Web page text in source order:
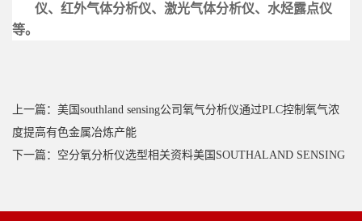
仪、红外气体分析仪、激光气体分析仪、水烃露点仪
等。
上一篇：美国southland sensing公司氧气分析仪通过PLC控制氧气浓
度提高有色金属冶炼产能
下一篇：空分氧分析仪选型相关资料美国SOUTHALAND SENSING